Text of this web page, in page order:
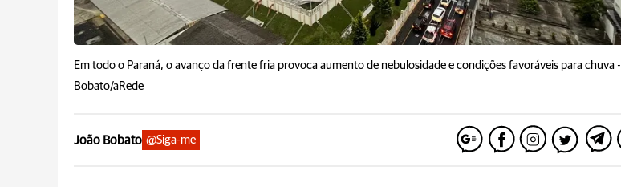
Em todo o Paraná, o avanço da frente fria provoca aumento de nebulosidade e condições favoráveis para chuva -
Bobato/aRede
João Bobato @Siga-me